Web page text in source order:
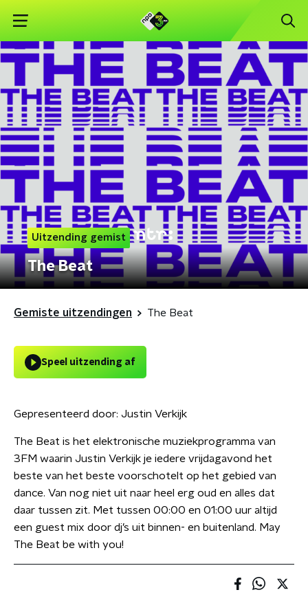
Uitzending gemist
The Beat
Gemiste uitzendingen The Beat
Speel uitzending af
Gepresenteerd door: Justin Verkijk
The Beat is het elektronische muziekprogramma van
3FM waarin Justin Verkijk je iedere vrijdagavond het
beste van het beste voorschotelt op het gebied van
dance. Van nog niet uit naar heel erg oud en alles dat
daar tussen zit. Met tussen 00:00 en 01:00 uur altijd
een guest mix door dj’s uit binnen- en buitenland. May
The Beat be with you!